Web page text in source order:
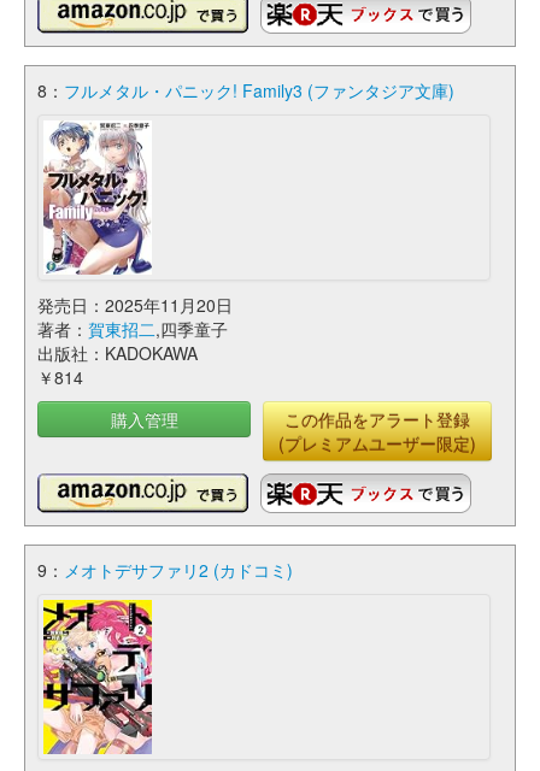
8： フルメタル・パニック! Family3 (ファンタジア文庫)
発売日：2025年11月20日
著者： 賀東招二,四季童子
出版社：KADOKAWA
￥814
購入管理
この作品をアラート登録
(プレミアムユーザー限定)
9： メオトデサファリ2 (カドコミ)